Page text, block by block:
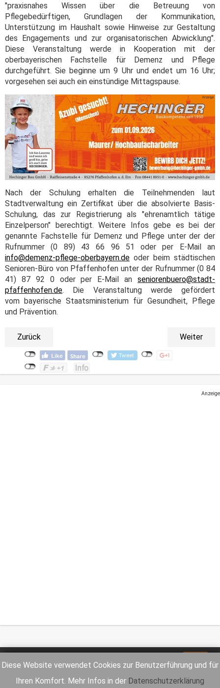
Diese Website verwendet Cookies zur Benutzerführung und für
Ihren Komfort. Mehr Infos in der Datenschutzerklärung
"praxisnahes Wissen über die Betreuung von
Pflegebedürftigen, Grundlagen der Kommunikation,
Unterstützung im Haushalt sowie Hinweise zur Gestaltung
des Engagements und zur organisatorischen Abwicklung".
Diese Veranstaltung werde in Kooperation mit der
oberbayerischen Fachstelle für Demenz und Pflege
durchgeführt. Sie beginne um 9 Uhr und endet um 16 Uhr;
vorgesehen sei auch ein einstündige Mittagspause.
Nach der Schulung erhalten die Teilnehmenden laut
Stadtverwaltung ein Zertifikat über die absolvierte Basis-
Schulung, das zur Registrierung als "ehrenamtlich tätige
Einzelperson" berechtigt. Weitere Infos gebe es bei der
genannte Fachstelle für Demenz und Pflege unter der der
Rufnummer (0 89) 43 66 96 51 oder per E-Mail an
info@demenz-pflege-oberbayern.de oder beim städtischen
Senioren-Büro von Pfaffenhofen unter der Rufnummer (0 84
41) 87 92 0 oder per E-Mail an seniorenbuero@stadt-
pfaffenhofen.de. Die Veranstaltung werde gefördert
vom bayerische Staatsministerium für Gesundheit, Pflege
und Prävention.
Zurück Weiter
Anzeige